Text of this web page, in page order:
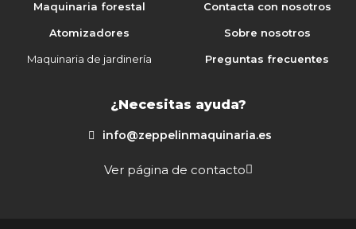
Maquinaria forestal
Atomizadores
Maquinaria de jardinería
Contacta con nosotros
Sobre nosotros
Preguntas frecuentes
¿Necesitas ayuda?
info@zeppelinmaquinaria.es
Ver página de contacto